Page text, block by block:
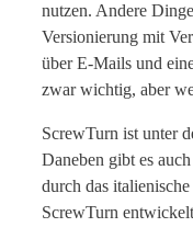
nutzen. Andere
Versionierung mit
über E-Mails und
zwar wichtig, aber
ScrewTurn ist unter
Daneben gibt es
durch das
ScrewTurn